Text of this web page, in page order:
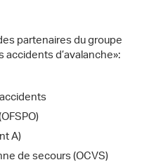
partenaires du groupe
d’avalanche»:
A)
de secours (OCVS)